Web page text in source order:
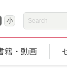
小
籍・動画